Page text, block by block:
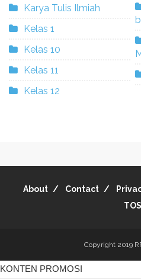
Karya Tulis Ilmiah
Kelas 1
Kelas 10
Kelas 11
Kelas 12
About Contact
TOS
Copyright 2019